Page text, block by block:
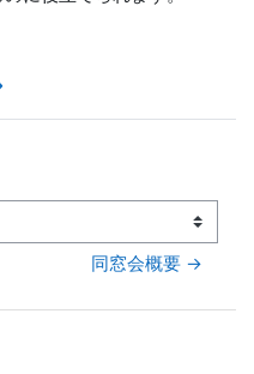
同窓会概要 →